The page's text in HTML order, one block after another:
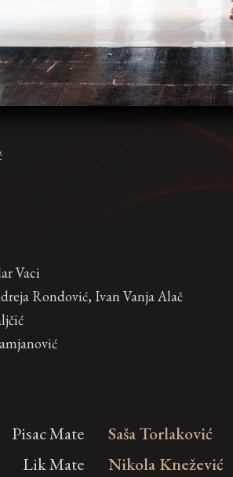
Vaci
Rondović, Ivan Vanja Alač
Pisac Mate
Saša Torlaković
Lik Mate
Nikola Knežević